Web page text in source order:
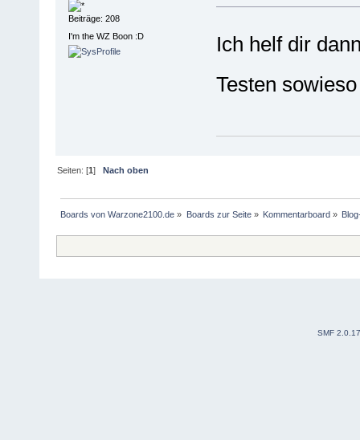
Beiträge: 208
I'm the WZ Boon :D
Ich helf dir
Testen
Seiten: [1] Nach oben
Boards von Warzone2100.de » Boards zur Seite» Kommentarboard »
SMF 2.0.17